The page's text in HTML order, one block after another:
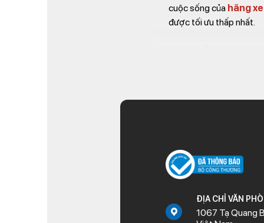
cuộc sống của hãng
được tối ưu thấp nhất.
– Thời gian vận chuyển
tùy vào khu vực khách
– Chính sách đổi trả 1-
từng qua sử dụng
,
ĐỊA CHỈ VĂN
1067 Tạ Quang